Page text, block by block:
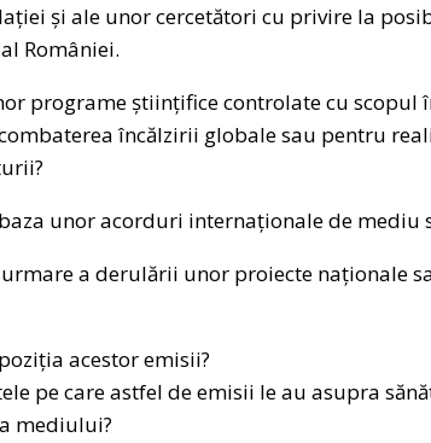
și ale unor cercetători cu privire la
României.
programe științifice controlate cu scopul
încălzirii globale sau pentru
unor acorduri internaționale de mediu
a derulării unor proiecte naționale
acestor emisii?
pe care astfel de emisii le au asupra
mediului?